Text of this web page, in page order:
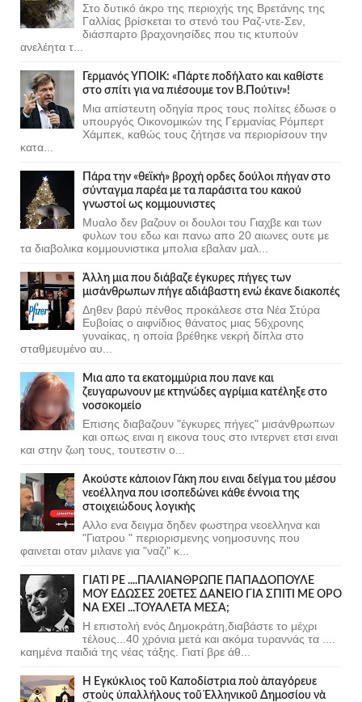
Στο δυτικό άκρο της περιοχής της Βρετάνης της
Γαλλίας βρίσκεται το στενό του Ραζ-ντε-Σεν,
διάσπαρτο βραχονησίδες που τις κτυπούν
ανελέητα τ...
Γερμανός ΥΠΟΙΚ: «Πάρτε ποδήλατο και καθίστε
στο σπίτι για να πιέσουμε τον Β.Πούτιν»!
Μια απίστευτη οδηγία προς τους πολίτες έδωσε ο
υπουργός Οικονομικών της Γερμανίας Ρόμπερτ
Χάμπεκ, καθώς τους ζήτησε να περιορίσουν την
κατα...
Πάρα την «θεϊκή» βροχή ορδες δούλοι πήγαν στο
σύνταγμα παρέα με τα παράσιτα του κακού
γνωστοί ως κομμουνιστες
Μυαλο δεν βαζουν οι δουλοι του Γιαχβε και των
φυλων του εδω και πανω απο 20 αιωνες ουτε με
τα διαβολικα κομμουνιστικα μπολια εβαλαν μαλ...
Άλλη μια που διάβαζε έγκυρες πήγες των
μισάνθρωπων πήγε αδιάβαστη ενώ έκανε διακοπές
Δηθεν βαρύ πένθος προκάλεσε στα Νέα Στύρα
Ευβοίας ο αιφνίδιος θάνατος μιας 56χρονης
γυναίκας, η οποία βρέθηκε νεκρή δίπλα στο
σταθμευμένο αυ...
Μια απο τα εκατομμύρια που πανε και
ζευγαρωνουν με κτηνώδες αγρίμια κατέληξε στο
νοσοκομείο
Επισης διαβαζουν "έγκυρες πήγες" μισάνθρωπων
και οπως ειναι η εικονα τους στο ιντερνετ ετσι ειναι
και στην ζωη τους, τουτεστιν ο...
Ακούστε κάποιον Γάκη που ειναι δείγμα του μέσου
νεοέλληνα που ισοπεδώνει κάθε έννοια της
στοιχειώδους λογικής
Αλλο ενα δειγμα δηδεν φωστηρα νεοελληνα και
"Γιατρου " περιορισμενης νοημοσυνης που
φαινεται οταν μιλανε για "ναζι" κ...
ΓΙΑΤΙ ΡΕ ....ΠΑΛΙΑΝΘΡΩΠΕ ΠΑΠΑΔΟΠΟΥΛΕ
ΜΟΥ ΕΔΩΣΕΣ 20ΕΤΕΣ ΔΑΝΕΙΟ ΓΙΑ ΣΠΙΤΙ ΜΕ ΟΡΟ
ΝΑ ΕΧΕΙ ...ΤΟΥΑΛΕΤΑ ΜΕΣΑ;
Η επιστολή ενός Δημοκράτη,διαβάστε το μέχρι
τέλους...40 χρόνια μετά και ακόμα τυραννάς τα ....
καημένα παιδιά της νέας τάξης. Γιατί βρε άθ...
Ἡ Ἐγκύκλιος τοῦ Καποδίστρια ποὺ ἀπαγόρευε
στοὺς ὑπαλλήλους τοῦ Ἑλληνικοῦ Δημοσίου νὰ